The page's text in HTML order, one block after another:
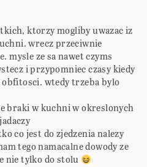
ktorzy mogliby uwazac iz
wrecz przeciwnie
mysle ze sa nawet czyms
i przypomniec czasy kiedy
wtedy trzeba bylo
braki w kuchni w okreslonych
co jest do zjedzenia nalezy
tego namacalne dowody ze
nie tylko do stolu